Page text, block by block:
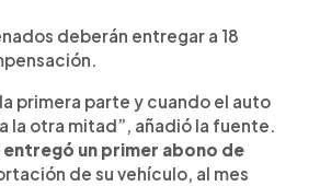
deberán entregar a 18
primera parte y cuando el auto
la otra mitad”, añadió la fuente.
entregó un primer abono de
de su vehículo, al mes